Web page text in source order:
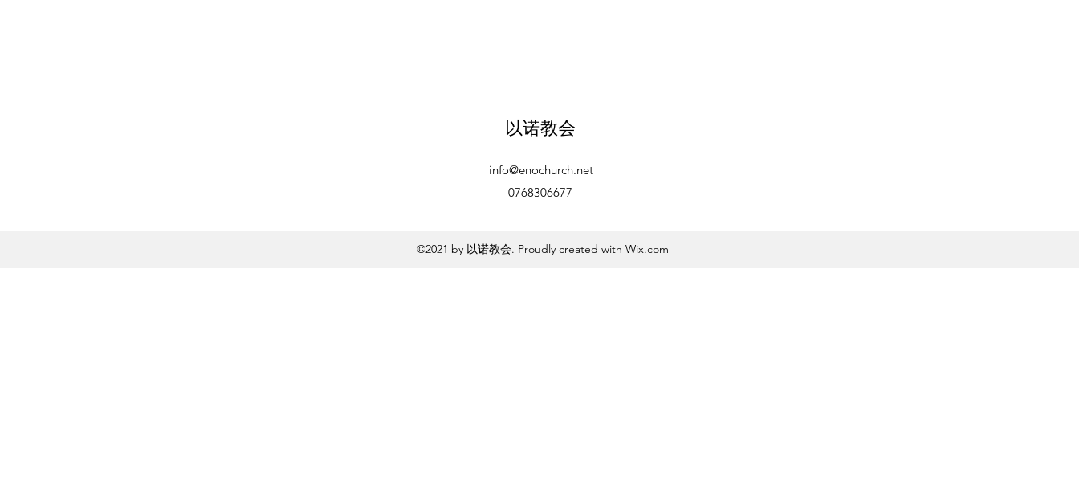
以诺教会
0768306677
info@enochurch.net
©2021 by 以诺教会. Proudly created with Wix.com